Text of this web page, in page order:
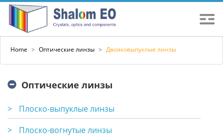
Home > Оптические линзы > Двояковыпуклые линзы
Оптические линзы
>
Плоско-выпуклые линзы
>
Плоско-вогнутые линзы